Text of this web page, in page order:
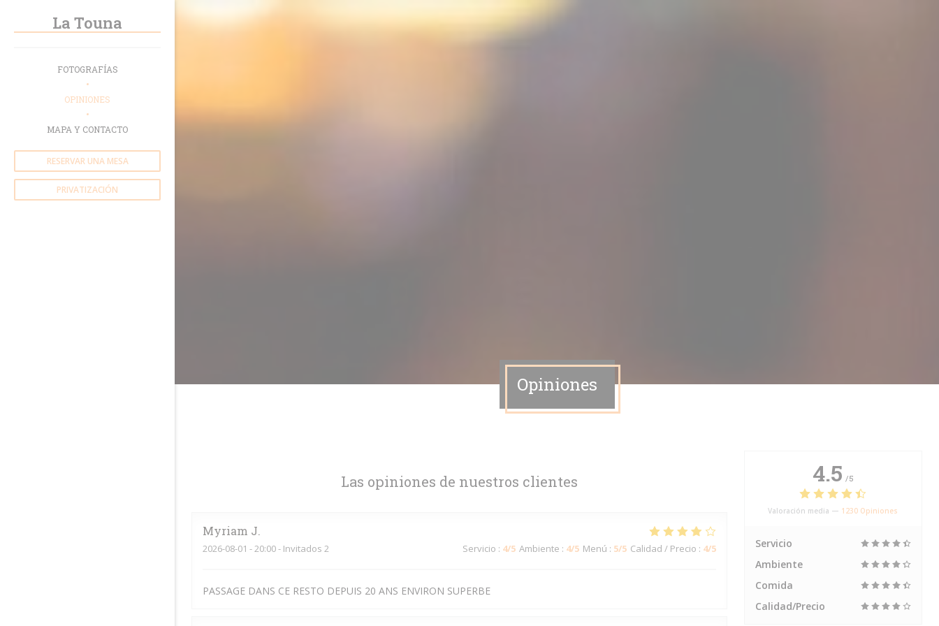
La Touna
FOTOGRAFÍAS
OPINIONES
MAPA Y CONTACTO
RESERVAR UNA MESA
PRIVATIZACIÓN
Opiniones
Las opiniones de nuestros clientes
Myriam J
2026-08-01 - 20:00 - Invitados 2 Servicio : 4/5 Ambiente : 4/5 Menú : 5/5 Calidad / Precio : 4/5
PASSAGE DANS CE RESTO DEPUIS 20 ANS ENVIRON SUPERBE
4.5 /5
Valoración media — 1230 Opiniones
Servicio
Ambiente
Comida
Calidad/Precio